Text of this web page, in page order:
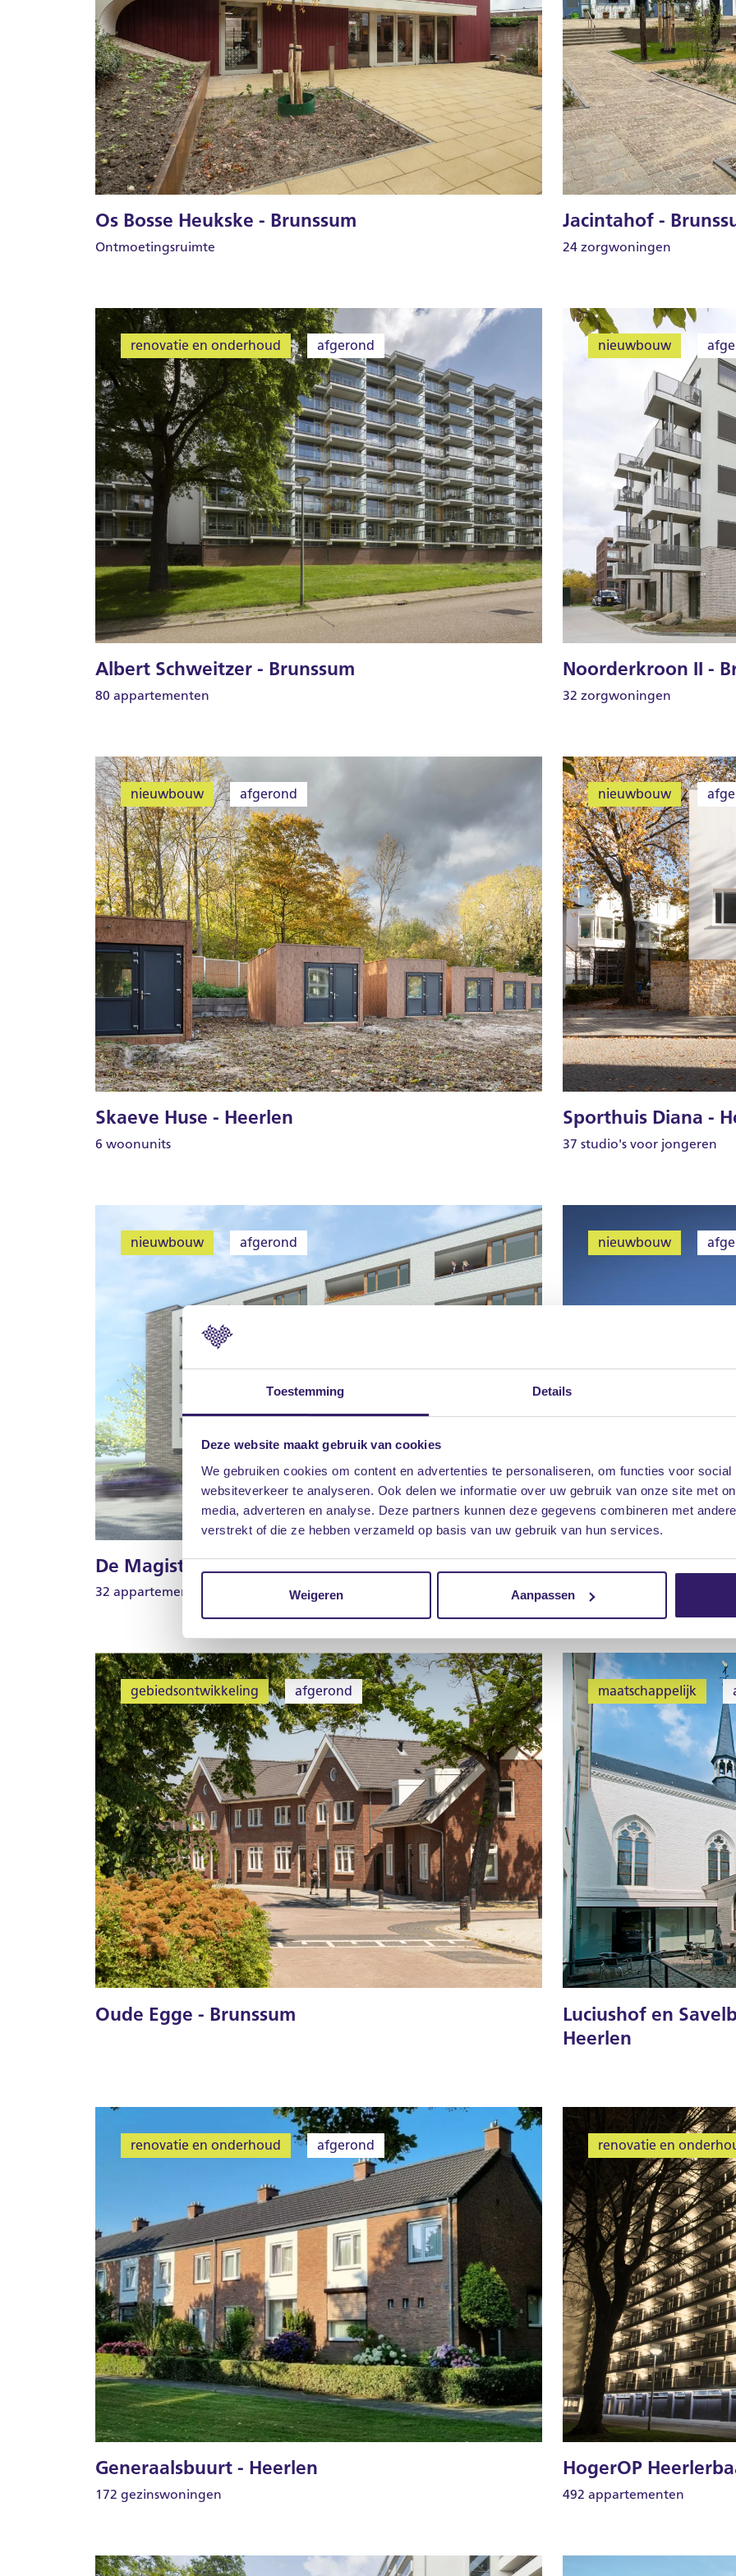
Toestemming Details
Deze website maakt gebruik van cookies
We gebruiken cookies om content en advertenties te personaliseren, om functies voor
websiteverkeer te analyseren. Ook delen we informatie over uw gebruik van onze site met
media, adverteren en analyse. Deze partners kunnen deze gegevens combineren met
verstrekt of die ze hebben verzameld op basis van uw gebruik van hun services.
Weigeren Aanpassen
Os Bosse Heukske - Brunssum Jacintahof -
renovatie en onderhoud afgerond
Albert Schweitzer - Brunssum
nieuwbouw
Noorderkroon II -
nieuwbouw afgerond
Skaeve Huse - Heerlen
nieuwbouw
Sporthuis Diana -
nieuwbouw afgerond
De Magistraat - Heerlerheide
nieuwbouw
Maankwartier -
gebiedsontwikkeling afgerond
Oude Egge - Brunssum
maatschappelijk
Luciushof en
Heerlen
renovatie en onderhoud afgerond
Generaalsbuurt - Heerlen
renovatie en
HogerOP